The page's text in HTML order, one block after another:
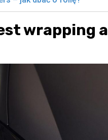
wrapping a